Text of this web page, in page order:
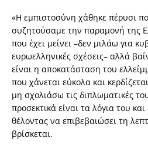
«Η εμπιστοσύνη χάθηκε πέρυσι
συζητούσαμε την παραμονή της
που έχει μείνει –δεν μιλάω για
ευρωελληνικές σχέσεις– αλλά
είναι η αποκατάσταση του
που χάνεται εύκολα και
μη σχολιάσω τις διπλωματικές
προσεκτικά είναι τα λόγια του
θέλοντας να επιβεβαιώσει τη
βρίσκεται.